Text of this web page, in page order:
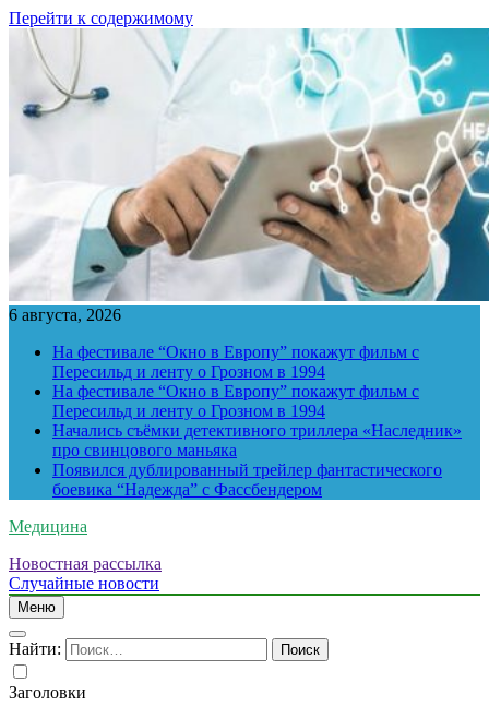
Перейти к содержимому
6 августа, 2026
На фестивале “Окно в Европу” покажут фильм с
Пересильд и ленту о Грозном в 1994
На фестивале “Окно в Европу” покажут фильм с
Пересильд и ленту о Грозном в 1994
Начались съёмки детективного триллера «Наследник»
про свинцового маньяка
Появился дублированный трейлер фантастического
боевика “Надежда” с Фассбендером
Медицина
Новостная рассылка
Случайные новости
Меню
Найти:
Заголовки